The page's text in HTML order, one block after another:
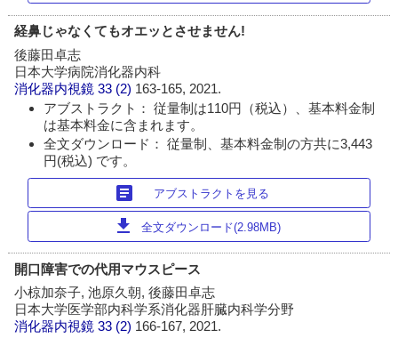
経鼻じゃなくてもオエッとさせません!
後藤田卓志
日本大学病院消化器内科
消化器内視鏡 33 (2) 163-165, 2021.
アブストラクト： 従量制は110円（税込）、基本料金制
は基本料金に含まれます。
全文ダウンロード： 従量制、基本料金制の方共に3,443
円(税込) です。
article アブストラクトを見る
download 全文ダウンロード(2.98MB)
開口障害での代用マウスピース
小椋加奈子, 池原久朝, 後藤田卓志
日本大学医学部内科学系消化器肝臓内科学分野
消化器内視鏡 33 (2) 166-167, 2021.